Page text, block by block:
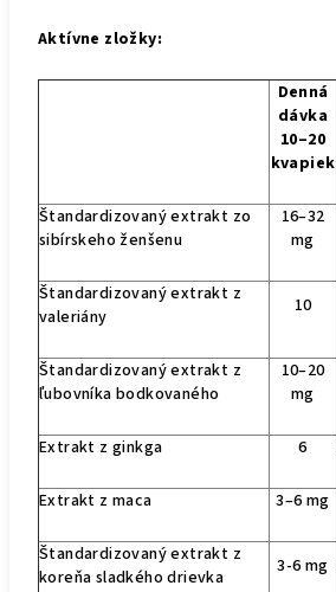
Aktívne zložky:
Denná
dávka
10–20
kvapiek
Štandardizovaný extrakt zo
sibírskeho ženšenu
16–32
mg
Štandardizovaný extrakt z
valeriány
10
Štandardizovaný extrakt z
ľubovníka bodkovaného
10–20
mg
Extrakt z ginkga 6
Extrakt z maca 3–6 mg
Štandardizovaný extrakt z
koreňa sladkého drievka
3-6 mg